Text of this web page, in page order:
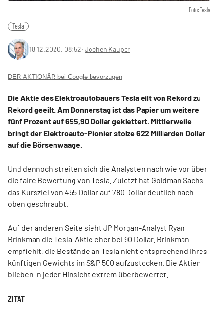
Foto: Tesla
Tesla
18.12.2020, 08:52‧ Jochen Kauper
DER AKTIONÄR bei Google bevorzugen
Die Aktie des Elektroautobauers Tesla eilt von Rekord zu
Rekord geeilt. Am Donnerstag ist das Papier um weitere
fünf Prozent auf 655,90 Dollar geklettert. Mittlerweile
bringt der Elektroauto-Pionier stolze 622 Milliarden Dollar
auf die Börsenwaage.
Und dennoch streiten sich die Analysten nach wie vor über
die faire Bewertung von Tesla. Zuletzt hat Goldman Sachs
das Kursziel von 455 Dollar auf 780 Dollar deutlich nach
oben geschraubt.
Auf der anderen Seite sieht JP Morgan-Analyst Ryan
Brinkman die Tesla-Aktie eher bei 90 Dollar. Brinkman
empfiehlt, die Bestände an Tesla nicht entsprechend ihres
künftigen Gewichts im S&P 500 aufzustocken. Die Aktien
blieben in jeder Hinsicht extrem überbewertet.